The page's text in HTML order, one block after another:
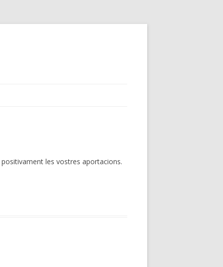
les vostres aportacions.